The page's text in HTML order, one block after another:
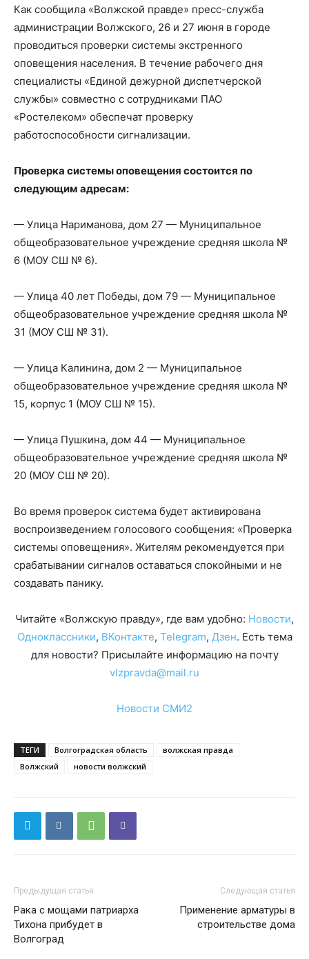
Как сообщила «Волжской правде» пресс-служба
администрации Волжского, 26 и 27 июня в городе
проводиться проверки системы экстренного
оповещения населения. В течение рабочего дня
специалисты «Единой дежурной диспетчерской
службы» совместно с сотрудниками ПАО
«Ростелеком» обеспечат проверку
работоспособности сигнализации.
Проверка системы оповещения состоится по
следующим адресам:
— Улица Нариманова, дом 27 — Муниципальное
общеобразовательное учреждение средняя школа №
6 (МОУ СШ № 6).
— Улица 40 лет Победы, дом 79 — Муниципальное
общеобразовательное учреждение средняя школа №
31 (МОУ СШ № 31).
— Улица Калинина, дом 2 — Муниципальное
общеобразовательное учреждение средняя школа №
15, корпус 1 (МОУ СШ № 15).
— Улица Пушкина, дом 44 — Муниципальное
общеобразовательное учреждение средняя школа №
20 (МОУ СШ № 20).
Во время проверок система будет активирована
воспроизведением голосового сообщения: «Проверка
системы оповещения». Жителям рекомендуется при
срабатывании сигналов оставаться спокойными и не
создавать панику.
Читайте «Волжскую правду», где вам удобно: Новости,
Одноклассники, ВКонтакте, Telegram, Дзен. Есть тема
для новости? Присылайте информацию на почту
vlzpravda@mail.ru
Новости СМИ2
ТЕГИ Волгоградская область
волжская правда
Волжский
новости волжский
Предыдущая статья
Рака с мощами патриарха
Тихона прибудет в
Волгоград
Следующая статья
Применение арматуры в
строительстве дома